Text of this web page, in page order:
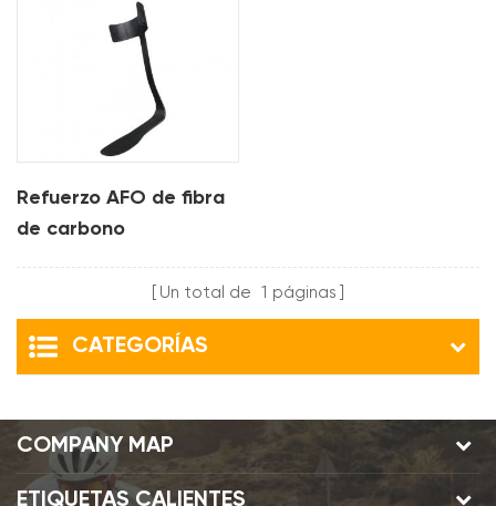
Refuerzo AFO de fibra
de carbono
Un total de 1 páginas
CATEGORÍAS
COMPANY MAP
ETIQUETAS CALIENTES